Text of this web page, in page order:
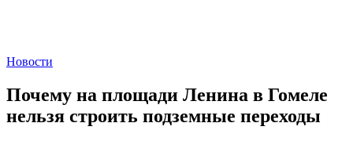
Новости
Почему на площади Ленина в Гомеле
нельзя строить подземные переходы